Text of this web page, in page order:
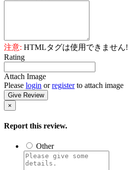
注意: HTMLタグは使用できません!
Rating
Attach Image
Please login orregisterto attach image
Give Review
×
Report this review.
Other